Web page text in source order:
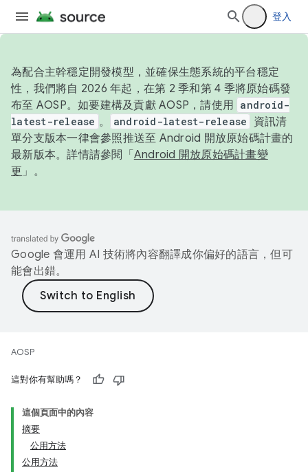
登入
為配合主幹穩定開發模型，並確保生態系統的平台穩定
性，我們將自 2026 年起，在第 2 季和第 4 季將原始碼發
布至 AOSP。如要建構及貢獻 AOSP，請使用 android-
latest-release 。 android-latest-release
資訊清
單分支版本一律會參照推送至 Android 開放原始碼計畫的
最新版本。詳情請參閱「 Android 開放原始碼計畫變
更 」。
Google 會運用 AI 技術將內容翻譯成你偏好的語言，但可
能會出錯。
AOSP
這對你有幫助嗎？
這個頁面中的內容
摘要
公用方法
公用方法